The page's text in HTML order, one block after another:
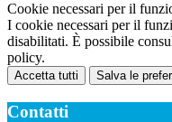
Cookie necessari per il
I cookie necessari per il
disabilitati. È possibile
policy.
Accetta tutti Salva le
Contatti